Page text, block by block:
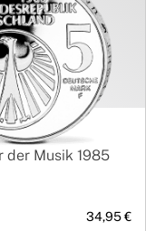
der Musik 1985
34,95 €